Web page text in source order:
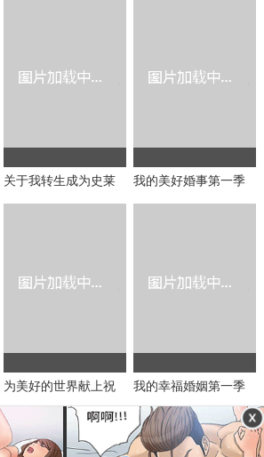
关于我转生成为史莱
姆的那件事第二季 Pa
我的美好婚事第一季
为美好的世界献上祝
福！第二季+OVA
我的幸福婚姻第一季